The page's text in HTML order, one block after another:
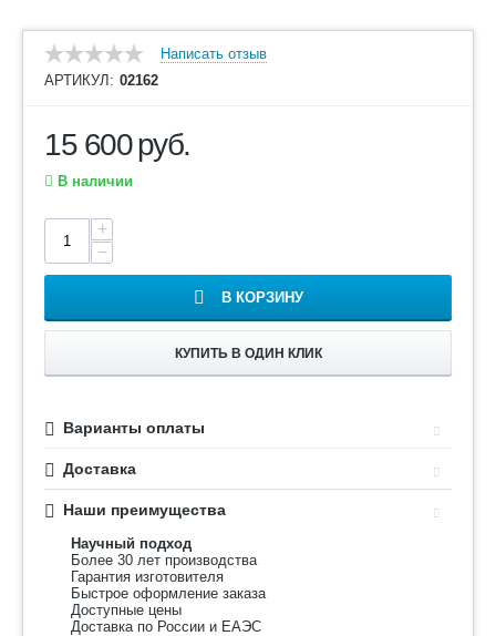
Написать отзыв
АРТИКУЛ: 02162
15 600руб.
В наличии
+
−
В КОРЗИНУ
КУПИТЬ В ОДИН КЛИК
Варианты оплаты
Доставка
Наши преимущества
Научный подход
Более 30 лет производства
Гарантия изготовителя
Быстрое оформление заказа
Доступные цены
Доставка по России и ЕАЭС